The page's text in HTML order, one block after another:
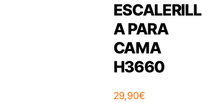
ESCALERILL
A PARA
CAMA
H3660
29,90€